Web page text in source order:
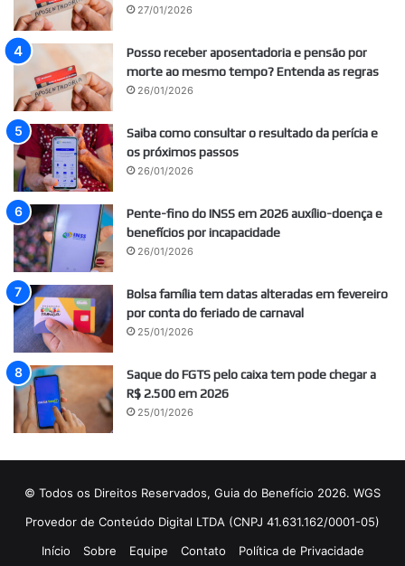
27/01/2026
Posso receber aposentadoria e pensão por
morte ao mesmo tempo? Entenda as regras
26/01/2026
Saiba como consultar o resultado da perícia e
os próximos passos
26/01/2026
Pente-fino do INSS em 2026 auxílio-doença e
benefícios por incapacidade
26/01/2026
Bolsa família tem datas alteradas em fevereiro
por conta do feriado de carnaval
25/01/2026
Saque do FGTS pelo caixa tem pode chegar a
R$ 2.500 em 2026
25/01/2026
© Todos os Direitos Reservados, Guia do Benefício 2026. WGS
Provedor de Conteúdo Digital LTDA (CNPJ 41.631.162/0001-05)
Início
Sobre Equipe Contato Política de Privacidade